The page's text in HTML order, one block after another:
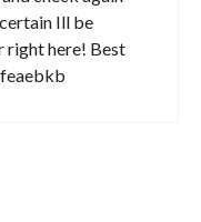
Ill be
right here! Best